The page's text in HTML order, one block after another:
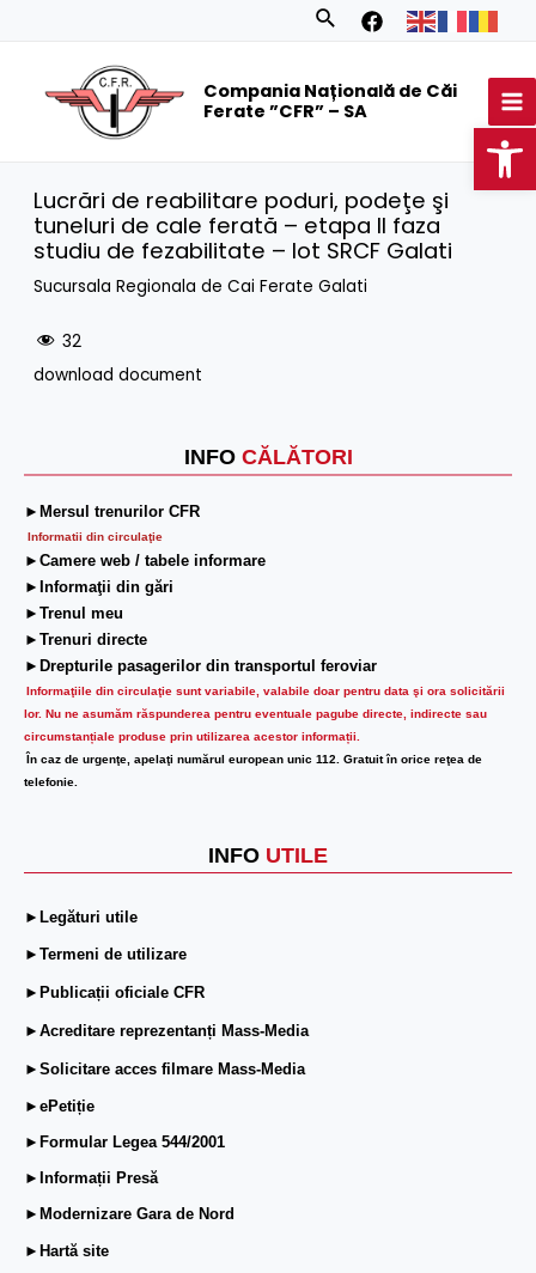
Search
Compania Națională de Căi
Ferate ”CFR” – SA
INFO CĂLĂTORI
►Mersul trenurilor CFR
Informatii din circulaţie
►Camere web / tabele informare
►Informaţii din gări
►Trenul meu
►Trenuri directe
►Drepturile pasagerilor din transportul feroviar
Informaţiile din circulaţie sunt variabile, valabile doar pentru data şi ora solicitării
lor. Nu ne asumăm răspunderea pentru eventuale pagube directe, indirecte sau
circumstanțiale produse prin utilizarea acestor informații.
În caz de urgenţe, apelaţi numărul european unic 112. Gratuit în orice reţea de
telefonie.
INFO UTILE
►Legături utile
►Termeni de utilizare
►Publicații oficiale CFR
►Acreditare reprezentanți Mass-Media
►Solicitare acces filmare Mass-Media
►ePetiție
►Formular Legea 544/2001
►Informații Presă
►Modernizare Gara de Nord
►Hartă site
Lucrări de reabilitare poduri, podeţe şi
tuneluri de cale ferată – etapa II faza
studiu de fezabilitate – lot SRCF Galati
Sucursala Regionala de Cai Ferate Galati
32
download document